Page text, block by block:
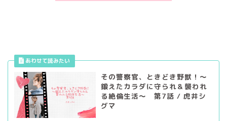
その警察官、ときどき野獣！～
鍛えたカラダに守られ＆襲われ
る絶倫生活～ 第7話 / 虎井シ
グマ